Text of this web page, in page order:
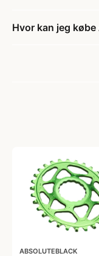
Hvor kan jeg
ABSOLUTEBLACK